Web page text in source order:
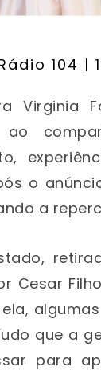
104 |
Virginia
ao
o
a
Cesar Filho
ela,
que a
para